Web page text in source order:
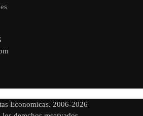
Economicas. 2006-2026